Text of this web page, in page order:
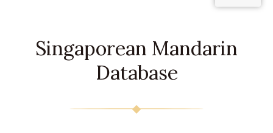
Singaporean Mandarin
Database